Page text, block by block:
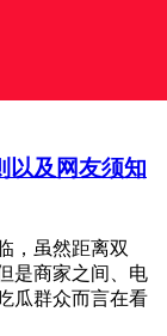
以及网友须知
，虽然距离双
是商家之间、电
瓜群众而言在看